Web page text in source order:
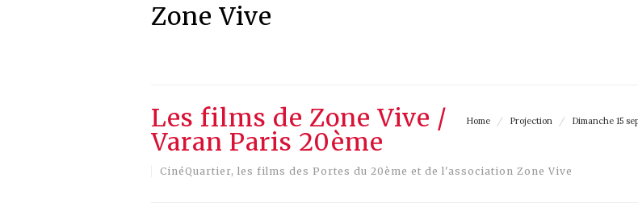
Zone Vive
Home / Projection / Dimanche 15
Les films de Zone Vive /
Varan Paris 20ème
CinéQuartier, les films des Portes du 20ème et de l'association Zone Vive